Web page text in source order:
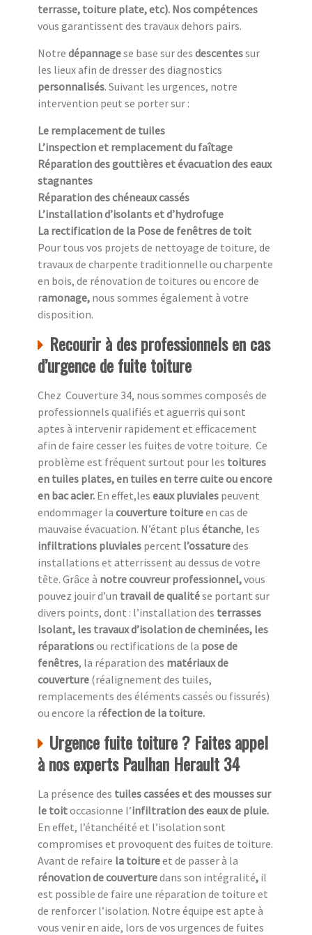
terrasse, toiture plate, etc). Nos compétences
vous garantissent des travaux dehors pairs.
Notre dépannagese base sur des descentessur
les lieux afin de dresser des diagnostics
personnalisés. Suivant les urgences, notre
intervention peut se porter sur :
Le remplacement de tuiles
L’inspection et remplacement du faîtage
Réparation des gouttières et évacuation des eaux
stagnantes
Réparation des chéneaux cassés
L’installation d’isolants et d’hydrofuge
La rectification de la Pose de fenêtres de toit
Pour tous vos projets de nettoyage de toiture, de
travaux de charpente traditionnelle ou charpente
en bois, de rénovation de toitures ou encore de
ramonage, nous sommes également à votre
disposition.
Recourir à des professionnels en cas
d’urgence de fuite toiture
Chez Couverture 34, nous sommes composés de
professionnels qualifiés et aguerris qui sont
aptes à intervenir rapidement et efficacement
afin de faire cesser les fuites de votre toiture. Ce
problème est fréquent surtout pour les toitures
en tuiles plates, en tuiles en terre cuite ou encore
en bac acier. En effet,les eaux pluviales peuvent
endommager la couverture toitureen cas de
mauvaise évacuation. N’étant plus étanche, les
infiltrations pluviales percent l’ossaturedes
installations et atterrissent au dessus de votre
tête. Grâce à notre couvreur professionnel,vous
pouvez jouir d’un travail de qualitése portant sur
divers points, dont : l’installation des terrasses
Isolant, les travaux d’isolation de cheminées, les
réparationsou rectifications de la pose de
fenêtres, la réparation des matériaux de
couverture (réalignement des tuiles,
remplacements des éléments cassés ou fissurés)
ou encore la réfection de la toiture.
Urgence fuite toiture ? Faites appel
à nos experts Paulhan Herault 34
La présence des tuiles cassées et des mousses sur
le toitoccasionne l’infiltration des eaux de pluie.
En effet, l’étanchéité et l’isolation sont
compromises et provoquent des fuites de toiture.
Avant de refaire la toitureet de passer à la
rénovation de couverturedans son intégralité, il
est possible de faire une réparation de toiture et
de renforcer l’isolation. Notre équipe est apte à
vous venir en aide, lors de vos urgences de fuites